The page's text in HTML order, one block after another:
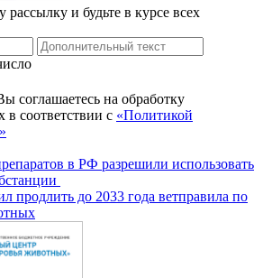
и будьте в курсе всех
соглашаетесь на обработку
соответствии с «Политикой
в РФ разрешили использовать
продлить до 2033 года ветправила по